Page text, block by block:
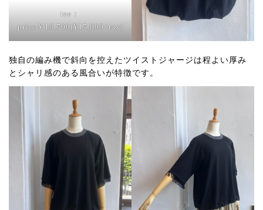
tee：
price￥18,700(¥17,000+tax)
独自の編み機で斜向を控えたツイストジャージは程よい厚み
とシャリ感のある風合いが特徴です。